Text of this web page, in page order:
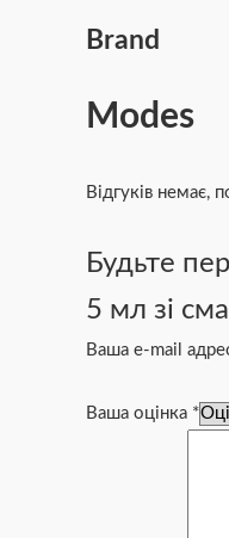
Brand
Modes
Відгуків немає,
Будьте
5 мл зі
Ваша e-mail
Ваша оцінка *